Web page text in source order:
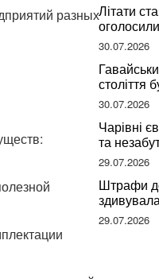
разныхЛітати
вибору
30.07.2026
століття
починає
30.07.2026
Чарівні
та
29.07.2026
Штрафи
29.07.2026